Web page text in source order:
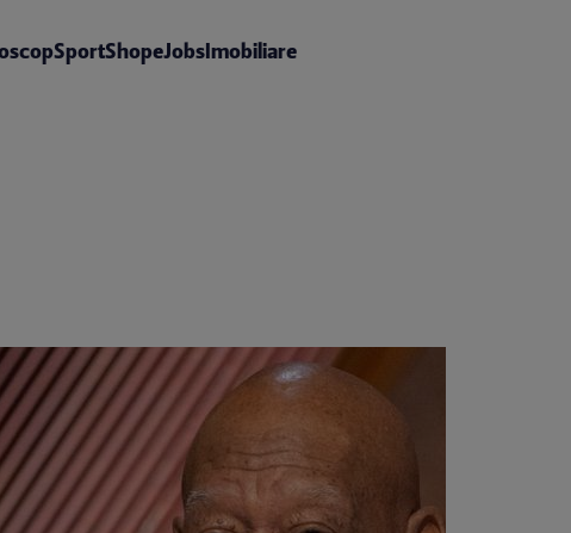
SportShopeJobsImobiliare